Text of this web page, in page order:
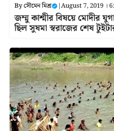
Byসৌমেন মিশ্র |August 7, 2019 ।
জম্মু কাশ্মীর বিষয়ে মোদীর
ছিল সুষমা স্বরাজের শেষ